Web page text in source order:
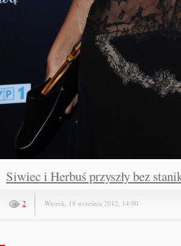
Siwiec i Herbuś przyszły bez
2 Wtorek, 18 września 2012, 14:00